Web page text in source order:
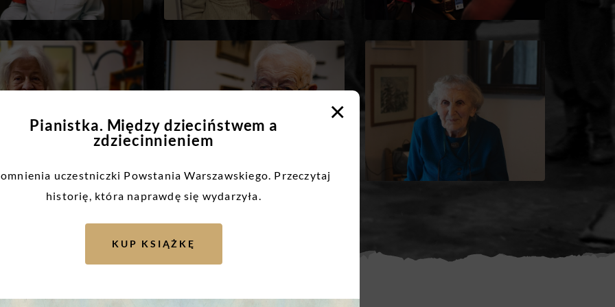
×
Pianistka. Między dzieciństwem a
zdziecinnieniem
uczestniczki Powstania Warszawskiego. Przeczytaj
historię, która naprawdę się wydarzyła.
KUP KSIĄŻKĘ